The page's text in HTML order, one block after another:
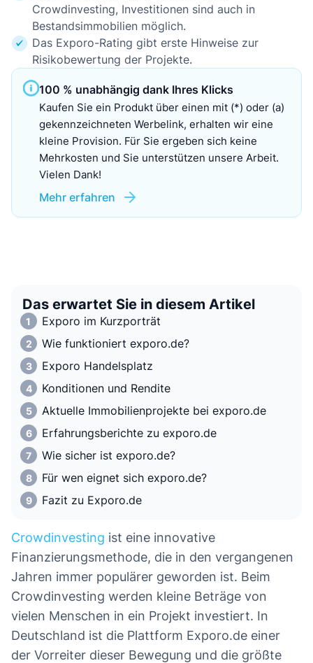
Crowdinvesting, Investitionen sind auch in
Bestandsimmobilien möglich.
Das Exporo-Rating gibt erste Hinweise zur
Risikobewertung der Projekte.
100 % unabhängig dank Ihres Klicks
Kaufen Sie ein Produkt über einen mit (*) oder (a)
gekennzeichneten Werbelink, erhalten wir eine
kleine Provision. Für Sie ergeben sich keine
Mehrkosten und Sie unterstützen unsere Arbeit.
Vielen Dank!
Mehr erfahren
Das erwartet Sie in diesem Artikel
Exporo im Kurzporträt
Wie funktioniert exporo.de?
Exporo Handelsplatz
Konditionen und Rendite
Aktuelle Immobilienprojekte bei exporo.de
Erfahrungsberichte zu exporo.de
Wie sicher ist exporo.de?
Für wen eignet sich exporo.de?
Fazit zu Exporo.de
Crowdinvesting ist eine innovative
Finanzierungsmethode, die in den vergangenen
Jahren immer populärer geworden ist. Beim
Crowdinvesting werden kleine Beträge von
vielen Menschen in ein Projekt investiert. In
Deutschland ist die Plattform Exporo.de einer
der Vorreiter dieser Bewegung und die größte